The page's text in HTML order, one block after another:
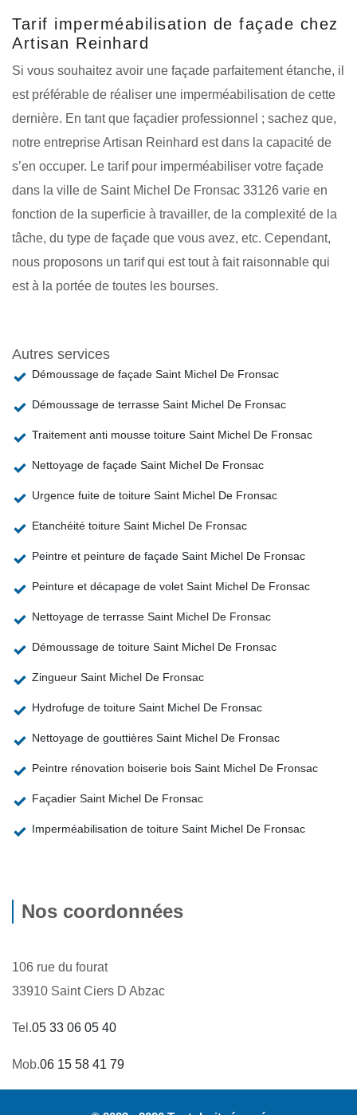
Tarif imperméabilisation de façade chez
Artisan Reinhard
Si vous souhaitez avoir une façade parfaitement étanche, il
est préférable de réaliser une imperméabilisation de cette
dernière. En tant que façadier professionnel ; sachez que,
notre entreprise Artisan Reinhard est dans la capacité de
s’en occuper. Le tarif pour imperméabiliser votre façade
dans la ville de Saint Michel De Fronsac 33126 varie en
fonction de la superficie à travailler, de la complexité de la
tâche, du type de façade que vous avez, etc. Cependant,
nous proposons un tarif qui est tout à fait raisonnable qui
est à la portée de toutes les bourses.
Autres services
Démoussage de façade Saint Michel De Fronsac
Démoussage de terrasse Saint Michel De Fronsac
Traitement anti mousse toiture Saint Michel De Fronsac
Nettoyage de façade Saint Michel De Fronsac
Urgence fuite de toiture Saint Michel De Fronsac
Etanchéité toiture Saint Michel De Fronsac
Peintre et peinture de façade Saint Michel De Fronsac
Peinture et décapage de volet Saint Michel De Fronsac
Nettoyage de terrasse Saint Michel De Fronsac
Démoussage de toiture Saint Michel De Fronsac
Zingueur Saint Michel De Fronsac
Hydrofuge de toiture Saint Michel De Fronsac
Nettoyage de gouttières Saint Michel De Fronsac
Peintre rénovation boiserie bois Saint Michel De Fronsac
Façadier Saint Michel De Fronsac
Imperméabilisation de toiture Saint Michel De Fronsac
Nos coordonnées
106 rue du fourat
33910 Saint Ciers D Abzac
Tel.05 33 06 05 40
Mob.06 15 58 41 79